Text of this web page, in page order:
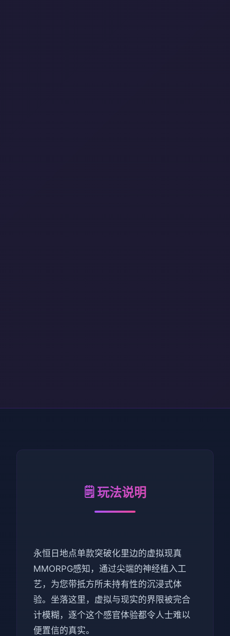
🗒️ 玩法说明
永恒日地点单款突破化里边的虚拟现真
MMORPG感知，通过尖端的神经植入工
艺，为您带抵方所未持有性的沉浸式体
验。坐落这里，虚拟与现实的界限被完合
计模糊，逐个这个感官体验都令人士难以
便置信的真实。